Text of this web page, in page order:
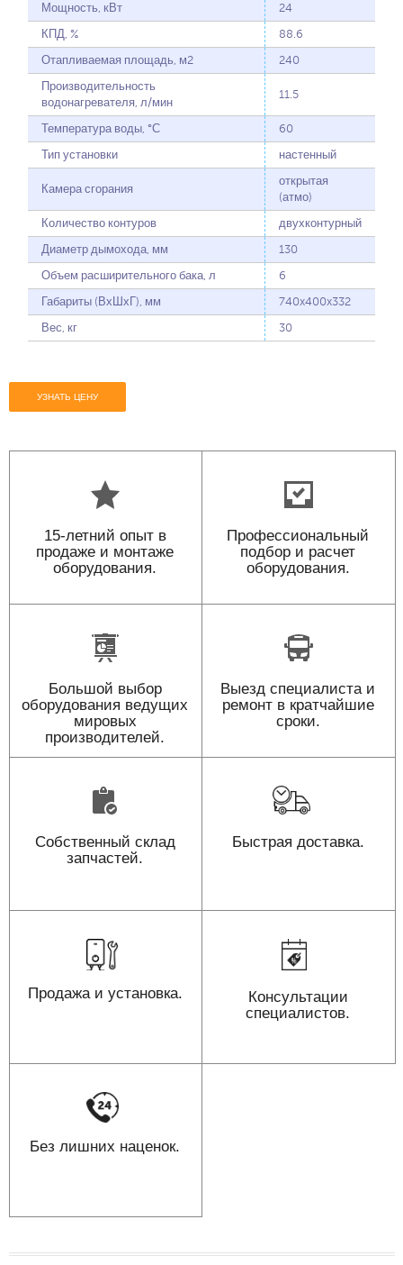
Мощность, кВт 24
КПД, % 88.6
Отапливаемая площадь, м2 240
Производительность
водонагревателя, л/мин
11.5
Температура воды, °С 60
Тип установки настенный
Камера сгорания
открытая
(атмо)
Количество контуров двухконтурный
Диаметр дымохода, мм 130
Объем расширительного бака, л 6
Габариты (ВхШхГ), мм 740x400x332
Вес, кг 30
УЗНАТЬ ЦЕНУ
15-летний опыт в
продаже и монтаже
оборудования.
Профессиональный
подбор и расчет
оборудования.
Большой выбор
оборудования ведущих
мировых
производителей.
Выезд специалиста и
ремонт в кратчайшие
сроки.
Собственный склад
запчастей.
Быстрая доставка.
Продажа и установка.
Консультации
специалистов.
Без лишних наценок.